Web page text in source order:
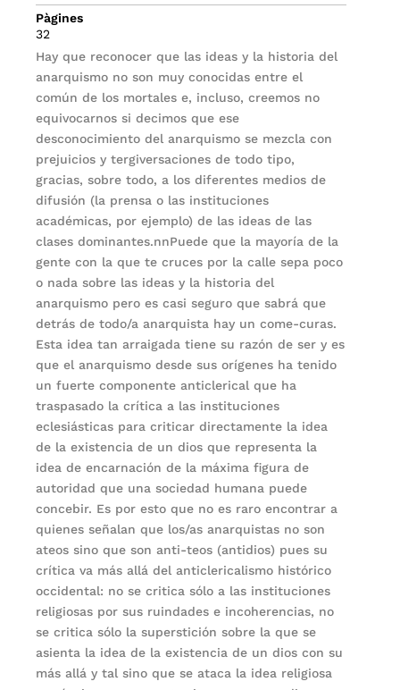
Pàgines
32
Hay que reconocer que las ideas y la historia del
anarquismo no son muy conocidas entre el
común de los mortales e, incluso, creemos no
equivocarnos si decimos que ese
desconocimiento del anarquismo se mezcla con
prejuicios y tergiversaciones de todo tipo,
gracias, sobre todo, a los diferentes medios de
difusión (la prensa o las instituciones
académicas, por ejemplo) de las ideas de las
clases dominantes.nnPuede que la mayoría de la
gente con la que te cruces por la calle sepa poco
o nada sobre las ideas y la historia del
anarquismo pero es casi seguro que sabrá que
detrás de todo/a anarquista hay un come-curas.
Esta idea tan arraigada tiene su razón de ser y es
que el anarquismo desde sus orígenes ha tenido
un fuerte componente anticlerical que ha
traspasado la crítica a las instituciones
eclesiásticas para criticar directamente la idea
de la existencia de un dios que representa la
idea de encarnación de la máxima figura de
autoridad que una sociedad humana puede
concebir. Es por esto que no es raro encontrar a
quienes señalan que los/as anarquistas no son
ateos sino que son anti-teos (antidios) pues su
crítica va más allá del anticlericalismo histórico
occidental: no se critica sólo a las instituciones
religiosas por sus ruindades e incoherencias, no
se critica sólo la superstición sobre la que se
asienta la idea de la existencia de un dios con su
más allá y tal sino que se ataca la idea religiosa